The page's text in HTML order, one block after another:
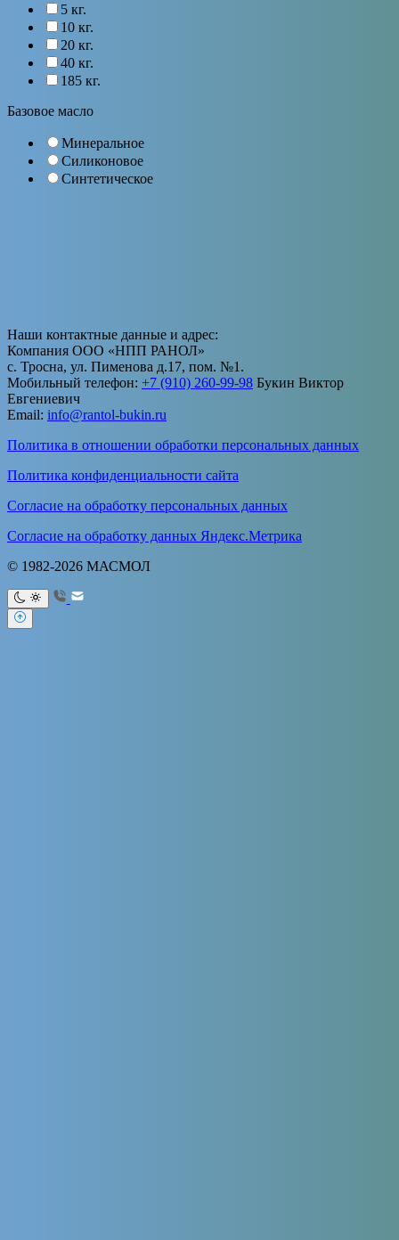
5 кг.
10 кг.
20 кг.
40 кг.
185 кг.
Базовое масло
Минеральное
Силиконовое
Синтетическое
Наши контактные данные и адрес:
Компания ООО «НПП РАНОЛ»
с. Тросна, ул. Пименова д.17, пом. №1.
Мобильный телефон: +7 (910) 260-99-98 Букин Виктор
Евгениевич
Email: info@rantol-bukin.ru
Политика в отношении обработки персональных данных
Политика конфиденциальности сайта
Согласие на обработку персональных данных
Согласие на обработку данных Яндекс.Метрика
© 1982-2026 МАСМОЛ